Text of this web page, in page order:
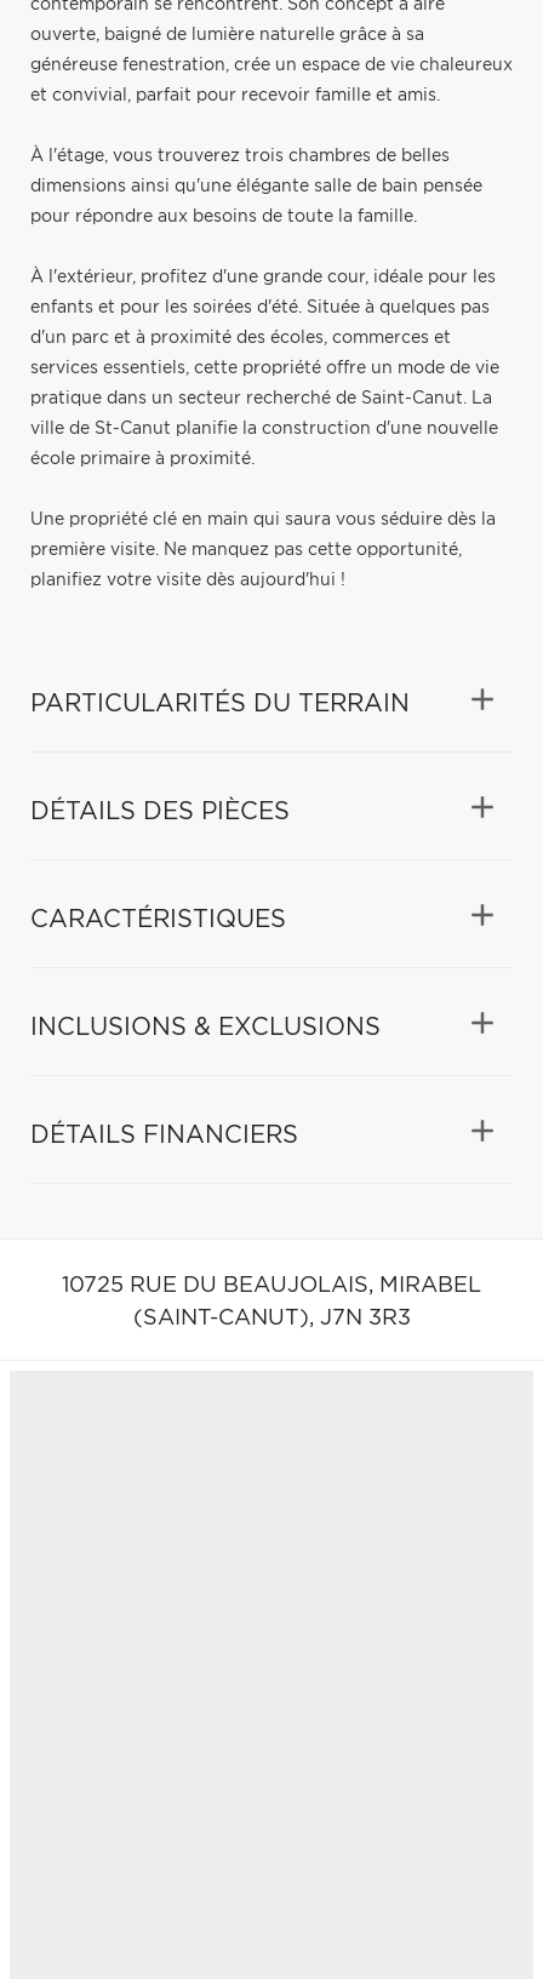
contemporain se rencontrent. Son concept à aire
ouverte, baigné de lumière naturelle grâce à sa
généreuse fenestration, crée un espace de vie chaleureux
et convivial, parfait pour recevoir famille et amis.
À l'étage, vous trouverez trois chambres de belles
dimensions ainsi qu'une élégante salle de bain pensée
pour répondre aux besoins de toute la famille.
À l'extérieur, profitez d'une grande cour, idéale pour les
enfants et pour les soirées d'été. Située à quelques pas
d'un parc et à proximité des écoles, commerces et
services essentiels, cette propriété offre un mode de vie
pratique dans un secteur recherché de Saint-Canut. La
ville de St-Canut planifie la construction d'une nouvelle
école primaire à proximité.
Une propriété clé en main qui saura vous séduire dès la
première visite. Ne manquez pas cette opportunité,
planifiez votre visite dès aujourd'hui !
PARTICULARITÉS DU TERRAIN
DÉTAILS DES PIÈCES
CARACTÉRISTIQUES
INCLUSIONS & EXCLUSIONS
DÉTAILS FINANCIERS
10725 RUE DU BEAUJOLAIS, MIRABEL
(SAINT-CANUT), J7N 3R3